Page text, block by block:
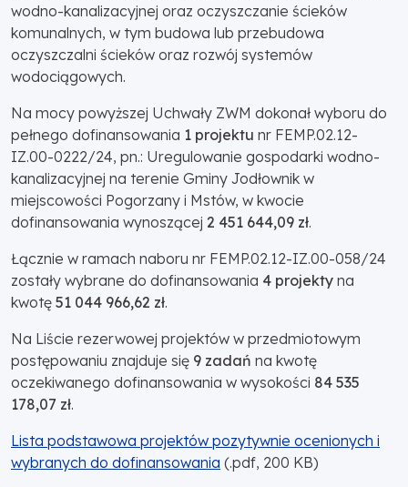
wodno-kanalizacyjnej oraz oczyszczanie ścieków
komunalnych, w tym budowa lub przebudowa
oczyszczalni ścieków oraz rozwój systemów
wodociągowych.
Na mocy powyższej Uchwały ZWM dokonał wyboru do
pełnego dofinansowania 1 projektu nr FEMP.02.12-
IZ.00-0222/24, pn.: Uregulowanie gospodarki wodno-
kanalizacyjnej na terenie Gminy Jodłownik w
miejscowości Pogorzany i Mstów, w kwocie
dofinansowania wynoszącej 2 451 644,09 zł.
Łącznie w ramach naboru nr FEMP.02.12-IZ.00-058/24
zostały wybrane do dofinansowania 4 projekty na
kwotę 51 044 966,62 zł.
Na Liście rezerwowej projektów w przedmiotowym
postępowaniu znajduje się 9 zadań na kwotę
oczekiwanego dofinansowania w wysokości 84 535
178,07 zł.
Lista podstawowa projektów pozytywnie ocenionych i
wybranych do dofinansowania (.pdf, 200 KB)